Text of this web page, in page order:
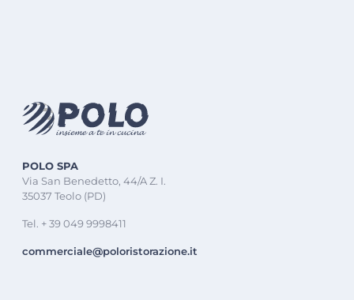
POLO SPA
Via San Benedetto, 44/A Z. I.
35037 Teolo (PD)
Tel. + 39 049 9998411
commerciale@poloristorazione.it